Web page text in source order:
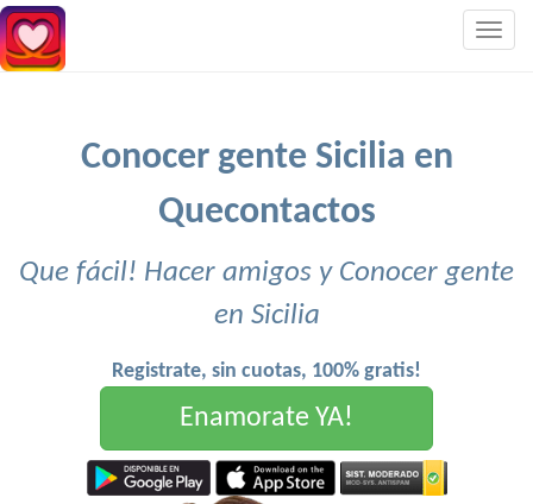
Conocer gente Sicilia en
Quecontactos
Que fácil! Hacer amigos y Conocer gente
en Sicilia
Registrate, sin cuotas, 100% gratis!
Enamorate YA!